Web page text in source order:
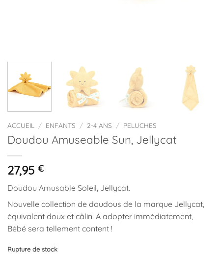
ACCUEIL / ENFANTS / 2-4 ANS / PELUCHES
Doudou Amuseable Sun, Jellycat
27,95 €
Doudou Amusable Soleil, Jellycat.
Nouvelle collection de doudous de la marque Jellycat,
équivalent doux et câlin. A adopter immédiatement,
Bébé sera tellement content !
Rupture de stock